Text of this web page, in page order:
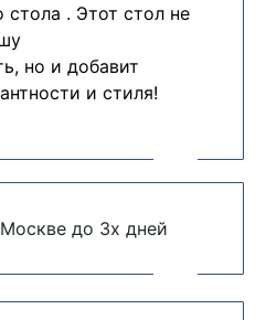
. Этот стол не
но и добавит
и стиля!
до 3х дней